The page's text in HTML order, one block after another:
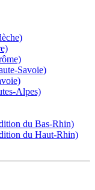
Savoie)
Alpes)
du Bas-Rhin)
du Haut-Rhin)